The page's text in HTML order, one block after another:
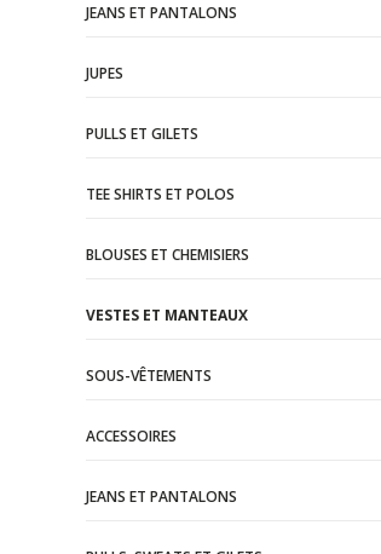
JEANS ET PANTALONS
JUPES
PULLS ET GILETS
TEE SHIRTS ET POLOS
BLOUSES ET CHEMISIERS
VESTES ET MANTEAUX
SOUS-VÊTEMENTS
ACCESSOIRES
JEANS ET PANTALONS